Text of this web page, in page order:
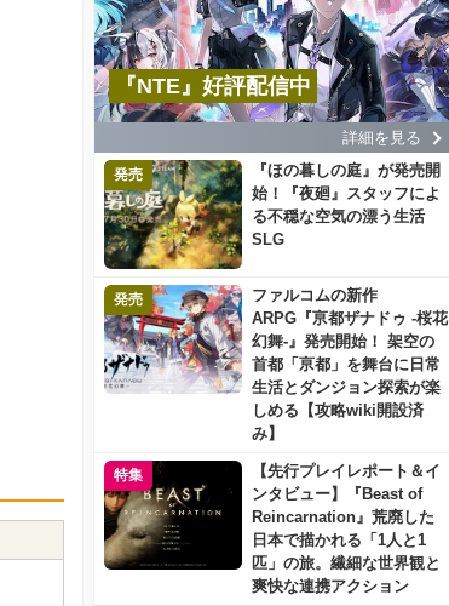
『NTE』好評配信中
詳細を見る
発売
『ほの暮しの庭』が発売開
始！『夜廻』スタッフによ
る不穏な空気の漂う生活
SLG
発売
ファルコムの新作
ARPG『亰都ザナドゥ -桜花
幻舞-』発売開始！ 架空の
首都「亰都」を舞台に日常
生活とダンジョン探索が楽
しめる【攻略wiki開設済
み】
特集
【先行プレイレポート＆イ
ンタビュー】『Beast of
Reincarnation』荒廃した
日本で描かれる「1人と1
匹」の旅。繊細な世界観と
爽快な連携アクション